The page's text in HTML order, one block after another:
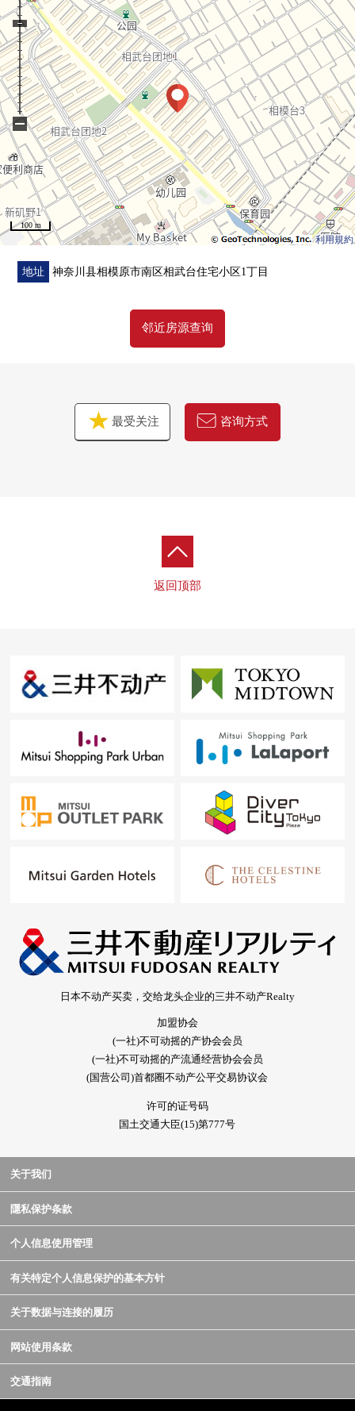
场]，请利用。
(为被入库的时间确认，到店铺麻烦您拿被发行的停车
券)
在回来[停车服务票]的时候，给。
利用規約
100 m
−
地址 神奈川县相模原市南区相武台住宅小区1丁目
邻近房源查询
最受关注 咨询方式
返回顶部
日本不动产买卖，交给龙头企业的三井不动产Realty
加盟协会
(一社)不可动摇的产协会会员
(一社)不可动摇的产流通经营协会会员
(国营公司)首都圈不动产公平交易协议会
许可的证号码
国土交通大臣(15)第777号
关于我们
隱私保护条款
个人信息使用管理
有关特定个人信息保护的基本方针
关于数据与连接的履历
网站使用条款
交通指南